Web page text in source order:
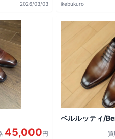
2026/03/03 ikebukuro
45,000円
ベルルッティ/